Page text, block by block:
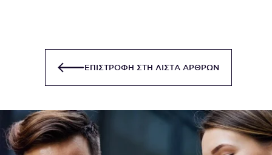
ΕΠΙΣΤΡΟΦΗ ΣΤΗ ΛΙΣΤΑ ΑΡΘΡΩΝ